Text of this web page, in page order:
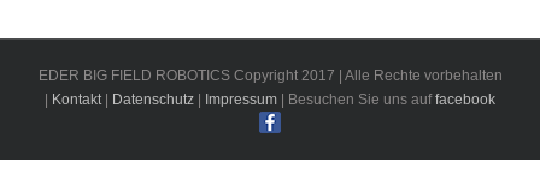
EDER BIG FIELD ROBOTICS Copyright 2017 | Alle Rechte vorbehalten
Kontakt| Datenschutz Impressum | Besuchen Sie uns auffacebook